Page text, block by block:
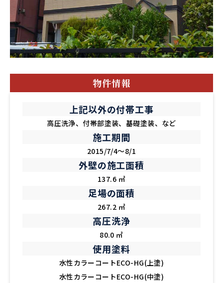
物件情報
上記以外の付帯工事
高圧洗浄、付帯部塗装、基礎塗装、など
施工期間
2015/7/4～8/1
外壁の施工面積
137.6 ㎡
足場の面積
267.2 ㎡
高圧洗浄
80.0 ㎡
使用塗料
水性カラーコートECO-HG(上塗)
水性カラーコートECO-HG(中塗)